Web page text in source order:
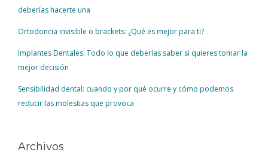
deberías hacerte una
Ortodoncia invisible o brackets: ¿Qué es mejor para ti?
Implantes Dentales: Todo lo que deberías saber si quieres tomar la
mejor decisión
Sensibilidad dental: cuando y por qué ocurre y cómo podemos
reducir las molestias que provoca
Archivos